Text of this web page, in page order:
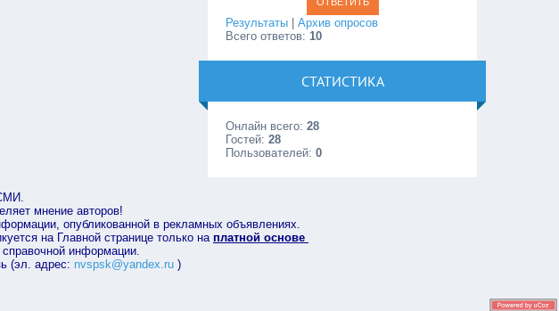
Результаты |Архив опросов
Всего ответов: 10
СТАТИСТИКА
Онлайн всего:28
Гостей:28
Пользователей:0
мнение авторов!
опубликованной в рекламных объявлениях.
на Главной странице только на платной основе
информации.
(эл. адрес: nvspsk@yandex.ru)